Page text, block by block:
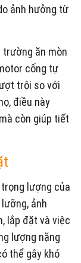
ảnh hưởng từ
trường ăn mòn
cổng tự
trội so với
điều này
còn giúp tiết
lượng của
ảnh
lắp đặt và việc
lượng nặng
thể gây khó